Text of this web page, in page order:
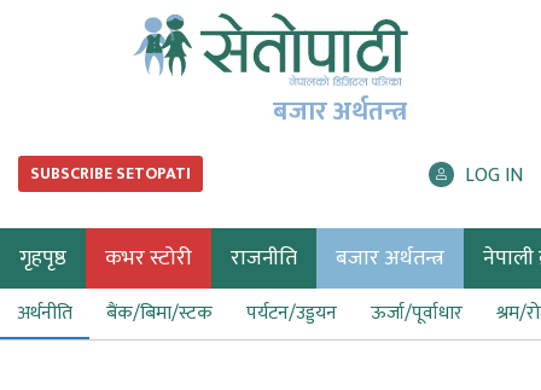
बजार अर्थतन्त्र
SUBSCRIBE SETOPATI LOG IN
गृहपृष्ठ कभर स्टोरी राजनीति बजार अर्थतन्त्र नेपाली
अर्थनीति बैंक/बिमा/स्टक पर्यटन/उड्डयन ऊर्जा/पूर्वाधार श्रम/